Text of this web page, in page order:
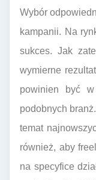
Wybór
kampanii. Na
sukces. Jak
wymierne
powinien być
podobnych
temat
również, aby
na specyfice